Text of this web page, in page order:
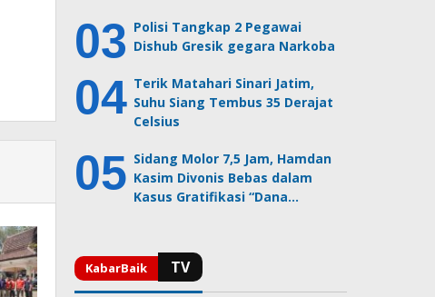
Polisi Tangkap 2 Pegawai
Dishub Gresik gegara Narkoba
Terik Matahari Sinari Jatim,
Suhu Siang Tembus 35 Derajat
Celsius
Sidang Molor 7,5 Jam, Hamdan
Kasim Divonis Bebas dalam
Kasus Gratifikasi “Dana…